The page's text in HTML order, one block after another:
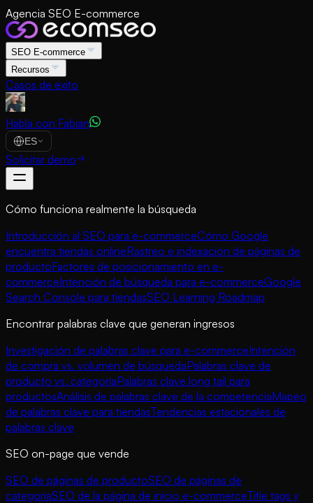
Agencia SEO E-commerce
SEO E-commerce
Recursos
Casos de éxito
Habla con Fabian
ES
Solicitar demo
Cómo funciona realmente la búsqueda
Introducción al SEO para e-commerceCómo Google
encuentra tiendas onlineRastreo e indexación de páginas de
productoFactores de posicionamiento en e-
commerceIntención de búsqueda para e-commerceGoogle
Search Console para tiendasSEO Learning Roadmap
Encontrar palabras clave que generan ingresos
Investigación de palabras clave para e-commerceIntención
de compra vs. volumen de búsquedaPalabras clave de
producto vs. categoríaPalabras clave long tail para
productosAnálisis de palabras clave de la competenciaMapeo
de palabras clave para tiendasTendencias estacionales de
palabras clave
SEO on-page que vende
SEO de páginas de productoSEO de páginas de
categoríaSEO de la página de inicio e-commerceTitle tags y